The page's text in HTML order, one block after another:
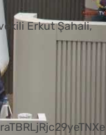
Erkut Şahali,